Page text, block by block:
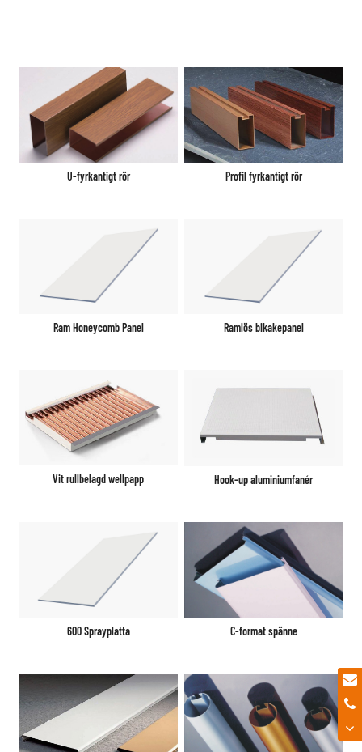
U-fyrkantigt rör Profil fyrkantigt rör
Ram Honeycomb Panel Ramlös bikakepanel
Vit rullbelagd wellpapp Hook-up aluminiumfanér
600 Sprayplatta C-format spänne